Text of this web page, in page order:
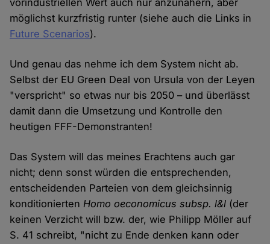
vorindustriellen Wert auch nur anzunähern, aber
möglichst kurzfristig runter (siehe auch die Links in
Future Scenarios).
Und genau das nehme ich dem System nicht ab.
Selbst der EU Green Deal von Ursula von der Leyen
"verspricht" so etwas nur bis 2050 – und überlässt
damit dann die Umsetzung und Kontrolle den
heutigen FFF-Demonstranten!
Das System will das meines Erachtens auch gar
nicht; denn sonst würden die entsprechenden,
entscheidenden Parteien von dem gleichsinnig
konditioniertenHomo oeconomicus subsp. l&l (der
keinen Verzicht will bzw. der, wie Philipp Möller auf
S. 41 schreibt, "nicht zu Ende denken kann oder